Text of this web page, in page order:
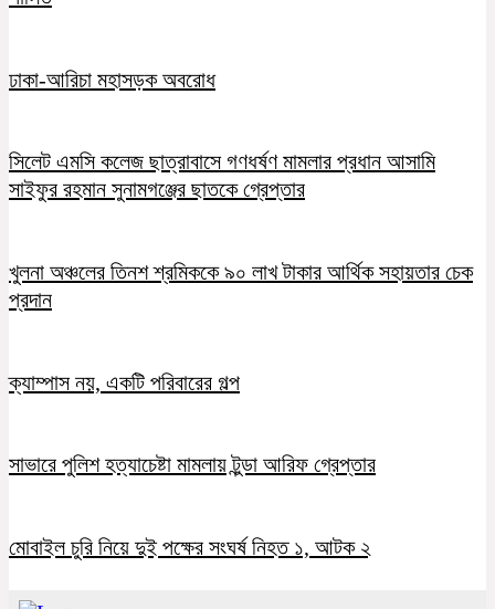
ঢাকা-আরিচা মহাসড়ক অবরোধ
সিলেট এমসি কলেজ ছাত্রাবাসে গণধর্ষণ মামলার প্রধান আসামি
সাইফুর রহমান সুনামগঞ্জের ছাতকে গ্রেপ্তার
খুলনা অঞ্চলের তিনশ শ্রমিককে ৯০ লাখ টাকার আর্থিক সহায়তার চেক
প্রদান
ক্যাম্পাস নয়, একটি পরিবারের গল্প
সাভারে পুলিশ হত্যাচেষ্টা মামলায় টুন্ডা আরিফ গ্রেপ্তার
মোবাইল চুরি নিয়ে দুই পক্ষের সংঘর্ষ নিহত ১, আটক ২